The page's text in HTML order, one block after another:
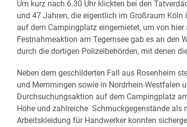
Um kurz nach 6.30 Uhr klickten bei den
und 47 Jahren, die eigentlich im Großraum
auf dem Campingplatz eingemietet, um von
Festnahmeaktion am Tegernsee gab es an den
durch die dortigen Polizeibehörden, mit denen
Neben dem geschilderten Fall aus Rosenheim
und Memmingen sowie in Nordrhein-Westfalen
Durchsuchungsaktion auf dem Campingplatz
Höhe und zahlreiche Schmuckgegenstände
Arbeitskleidung für Handwerker konnten